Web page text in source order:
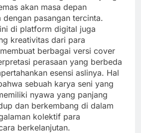
akan masa depan
dengan pasangan tercinta.
di platform digital juga
kreativitas dari para
berbagai versi cover
perasaan yang berbeda
esensi aslinya. Hal
sebuah karya seni yang
nyawa yang panjang
dan berkembang di dalam
kolektif para
berkelanjutan.